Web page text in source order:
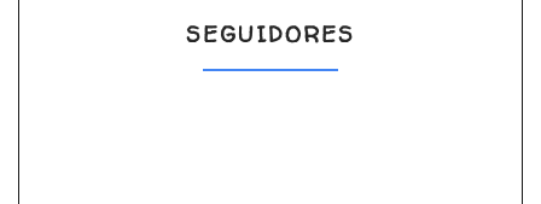
SEGUIDORES